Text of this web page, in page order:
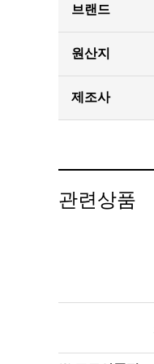
브랜드
원산지
제조사
관련상품